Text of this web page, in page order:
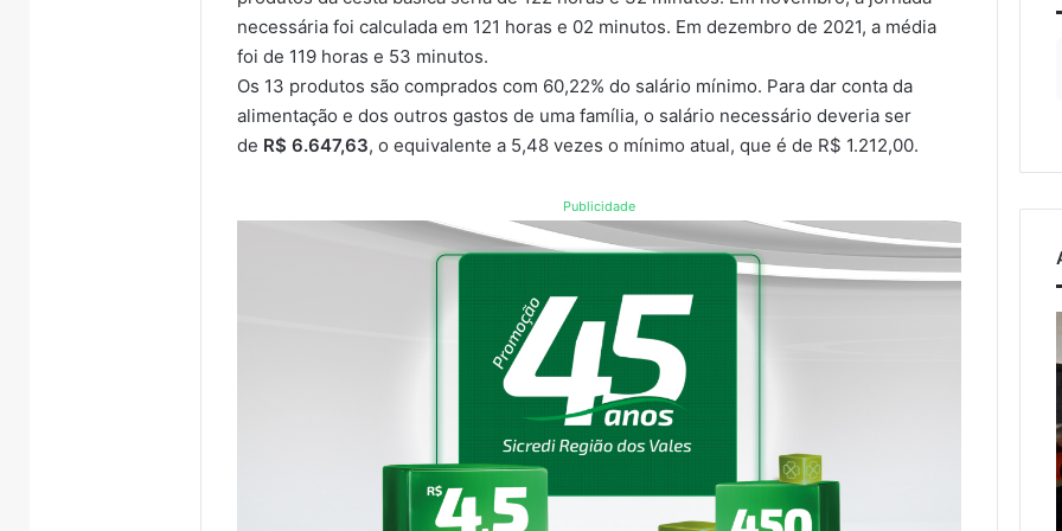
necessária foi calculada em 121 horas e 02 minutos. Em dezembro de 2021, a média
foi de 119 horas e 53 minutos.
Os 13 produtos são comprados com 60,22% do salário mínimo. Para dar conta da
alimentação e dos outros gastos de uma família, o salário necessário deveria ser
de R$ 6.647,63, o equivalente a 5,48 vezes o mínimo atual, que é de R$ 1.212,00.
Publicidade
decretos para restringir
cidadania por nascimento
Balsa
Vicentina
do
Guaporé
7 de agosto de 2026
A Balsa Vicentina do Rio
em
municípios
do
Ventos fortes deixam
rastro de danos em
municípios do Vale do